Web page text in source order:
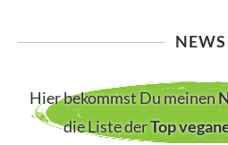
NEWS
Hier bekommst Du meinen
die Liste derTop